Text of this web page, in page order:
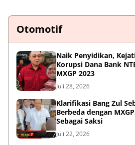
Otomotif
Naik Penyidikan,
Korupsi Dana Bank
MXGP 2023
Juli 28, 2026
Klarifikasi Bang Zul
Berbeda dengan
Sebagai Saksi
Juli 22, 2026